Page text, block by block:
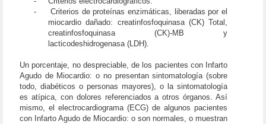
-
Criterios de proteínas enzimáticas, liberadas por el
miocardio dañado: creatinfosfoquinasa (CK) Total,
creatinfosfoquinasa (CK)-MB y
lacticodeshidrogenasa (LDH).
Un porcentaje, no despreciable, de los pacientes con Infarto
Agudo de Miocardio: o no presentan sintomatología (sobre
todo, diabéticos o personas mayores), o la sintomatología
es atípica, con dolores referenciados a otros órganos. Así
mismo, el electrocardiograma (ECG) de algunos pacientes
con Infarto Agudo de Miocardio: o son normales, o muestran